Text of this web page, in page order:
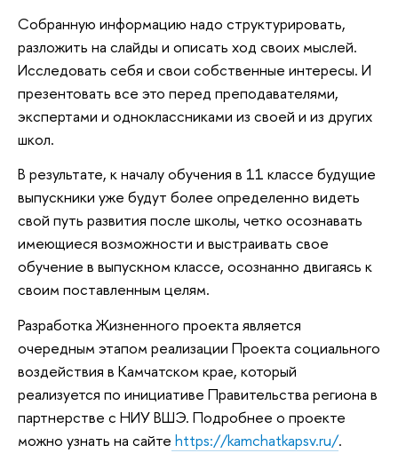
Собранную информацию надо структурировать,
разложить на слайды и описать ход своих мыслей.
Исследовать себя и свои собственные интересы. И
презентовать все это перед преподавателями,
экспертами и одноклассниками из своей и из других
школ.
В результате, к началу обучения в 11 классе будущие
выпускники уже будут более определенно видеть
свой путь развития после школы, четко осознавать
имеющиеся возможности и выстраивать свое
обучение в выпускном классе, осознанно двигаясь к
своим поставленным целям.
Разработка Жизненного проекта является
очередным этапом реализации Проекта социального
воздействия в Камчатском крае, который
реализуется по инициативе Правительства региона в
партнерстве с НИУ ВШЭ. Подробнее о проекте
можно узнать на сайте https://kamchatkapsv.ru/.